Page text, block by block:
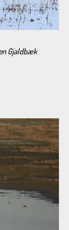
Gjaldbæk